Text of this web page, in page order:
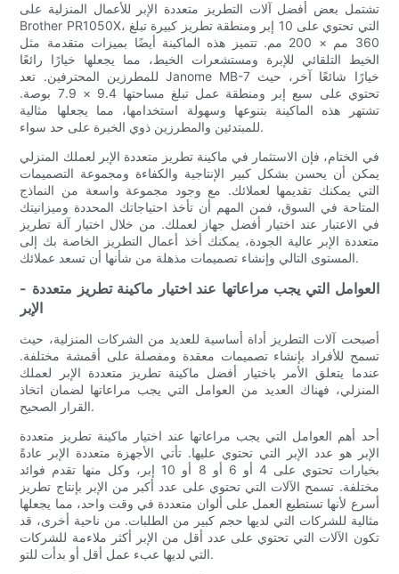
تشتمل بعض أفضل آلات التطريز متعددة الإبر للأعمال المنزلية على
Brother PR1050X، التي تحتوي على 10 إبر ومنطقة تطريز كبيرة تبلغ
360 مم × 200 مم. تتميز هذه الماكينة أيضًا بميزات متقدمة مثل
الخيط التلقائي للإبرة ومستشعرات الخيط، مما يجعلها خيارًا رائعًا
للمطرزين المحترفين. تعد Janome MB-7 خيارًا شائعًا آخر، حيث
تحتوي على سبع إبر ومنطقة عمل تبلغ مساحتها 9.4 × 7.9 بوصة.
تشتهر هذه الماكينة بتنوعها وسهولة استخدامها، مما يجعلها مثالية
للمبتدئين والمطرزين ذوي الخبرة على حد سواء.
في الختام، فإن الاستثمار في ماكينة تطريز متعددة الإبر لعملك المنزلي
يمكن أن يحسن بشكل كبير الإنتاجية والكفاءة ومجموعة التصميمات
التي يمكنك تقديمها لعملائك. مع وجود مجموعة واسعة من النماذج
المتاحة في السوق، فمن المهم أن تأخذ احتياجاتك المحددة وميزانيتك
في الاعتبار عند اختيار أفضل جهاز لعملك. من خلال اختيار آلة تطريز
متعددة الإبر عالية الجودة، يمكنك أخذ أعمال التطريز الخاصة بك إلى
المستوى التالي وإنشاء تصميمات مذهلة من شأنها أن تسعد عملائك.
- العوامل التي يجب مراعاتها عند اختيار ماكينة تطريز متعددة
الإبر
أصبحت آلات التطريز أداة أساسية للعديد من الشركات المنزلية، حيث
تسمح للأفراد بإنشاء تصميمات معقدة ومفصلة على أقمشة مختلفة.
عندما يتعلق الأمر باختيار أفضل ماكينة تطريز متعددة الإبر لعملك
المنزلي، فهناك العديد من العوامل التي يجب مراعاتها لضمان اتخاذ
القرار الصحيح.
أحد أهم العوامل التي يجب مراعاتها عند اختيار ماكينة تطريز متعددة
الإبر هو عدد الإبر التي تحتوي عليها. تأتي الأجهزة متعددة الإبر عادةً
بخيارات تحتوي على 4 أو 6 أو 8 أو 10 إبر، وكل منها تقدم فوائد
مختلفة. تسمح الآلات التي تحتوي على عدد أكبر من الإبر بإنتاج تطريز
أسرع لأنها تستطيع العمل على ألوان متعددة في وقت واحد، مما يجعلها
مثالية للشركات التي لديها حجم كبير من الطلبات. من ناحية أخرى، قد
تكون الآلات التي تحتوي على عدد أقل من الإبر أكثر ملاءمة للشركات
التي لديها عبء عمل أقل أو بدأت للتو.